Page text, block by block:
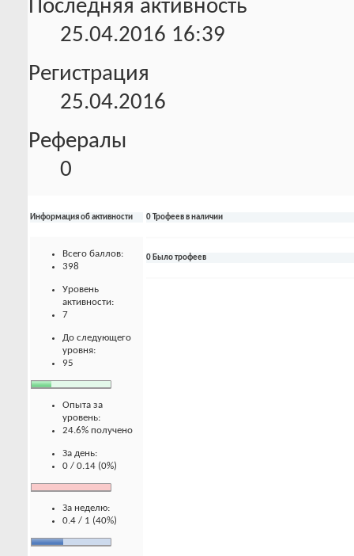
Последняя активность
25.04.2016 16:39
Регистрация
25.04.2016
Рефералы
0
Информация об активности
Всего баллов:
398
Уровень
активности:
7
До следующего
уровня:
95
Опыта за
уровень:
24.6% получено
За день:
0 / 0.14 (0%)
За неделю:
0.4 / 1 (40%)
0 Трофеев в наличии
0 Было трофеев